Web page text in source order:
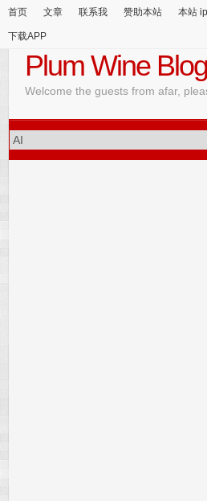
首页 文章 联系我 赞助本站 本站
下载APP
Plum Wine Blog
Welcome the guests from afar,